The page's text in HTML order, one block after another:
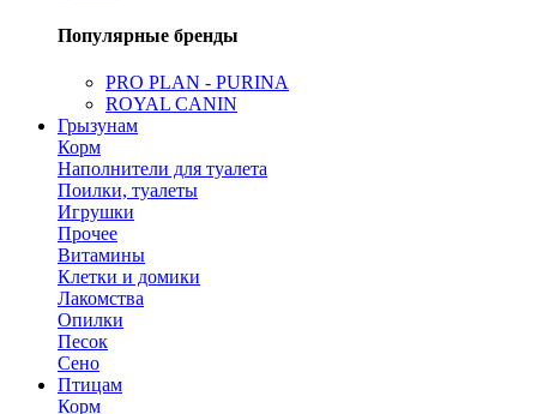
Популярные бренды
PRO PLAN - PURINA
ROYAL CANIN
Грызунам
Корм
Наполнители для туалета
Поилки, туалеты
Игрушки
Прочее
Витамины
Клетки и домики
Лакомства
Опилки
Песок
Сено
Птицам
Корм